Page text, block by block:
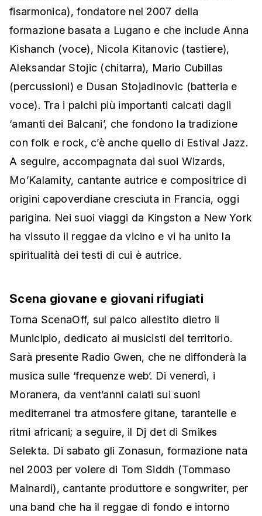
fisarmonica), fondatore nel 2007 della
formazione basata a Lugano e che include Anna
Kishanch (voce), Nicola Kitanovic (tastiere),
Aleksandar Stojic (chitarra), Mario Cubillas
(percussioni) e Dusan Stojadinovic (batteria e
voce). Tra i palchi più importanti calcati dagli
‘amanti dei Balcani’, che fondono la tradizione
con folk e rock, c’è anche quello di Estival Jazz.
A seguire, accompagnata dai suoi Wizards,
Mo’Kalamity, cantante autrice e compositrice di
origini capoverdiane cresciuta in Francia, oggi
parigina. Nei suoi viaggi da Kingston a New York
ha vissuto il reggae da vicino e vi ha unito la
spiritualità dei testi di cui è autrice.
Scena giovane e giovani rifugiati
Torna ScenaOff, sul palco allestito dietro il
Municipio, dedicato ai musicisti del territorio.
Sarà presente Radio Gwen, che ne diffonderà la
musica sulle ‘frequenze web’. Di venerdì, i
Moranera, da vent’anni calati sui suoni
mediterranei tra atmosfere gitane, tarantelle e
ritmi africani; a seguire, il Dj det di Smikes
Selekta. Di sabato gli Zonasun, formazione nata
nel 2003 per volere di Tom Siddh (Tommaso
Mainardi), cantante produttore e songwriter, per
una band che ha il reggae di fondo e intorno